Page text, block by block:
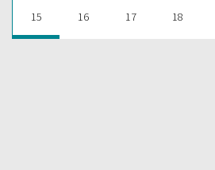
15 16 17 18